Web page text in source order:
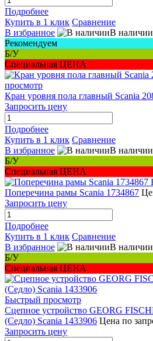
Подробнее
Купить в 1 клик Сравнение
В избранное
В наличии
Рекомендуем
Б/У
Специальная ЦЕНА
просмотр
Кран уровня пола главный Scania
Запросить цену
Подробнее
Купить в 1 клик Сравнение
В избранное
В наличии
Б/У
Специальная ЦЕНА
Поперечина рамы Scania 1734867
Запросить цену
Подробнее
Купить в 1 клик Сравнение
В избранное
В наличии
Б/У
Специальная ЦЕНА
Быстрый просмотр
Сцепное устройство GEORG
(Седло) Scania 1433906 Цена по
Запросить цену